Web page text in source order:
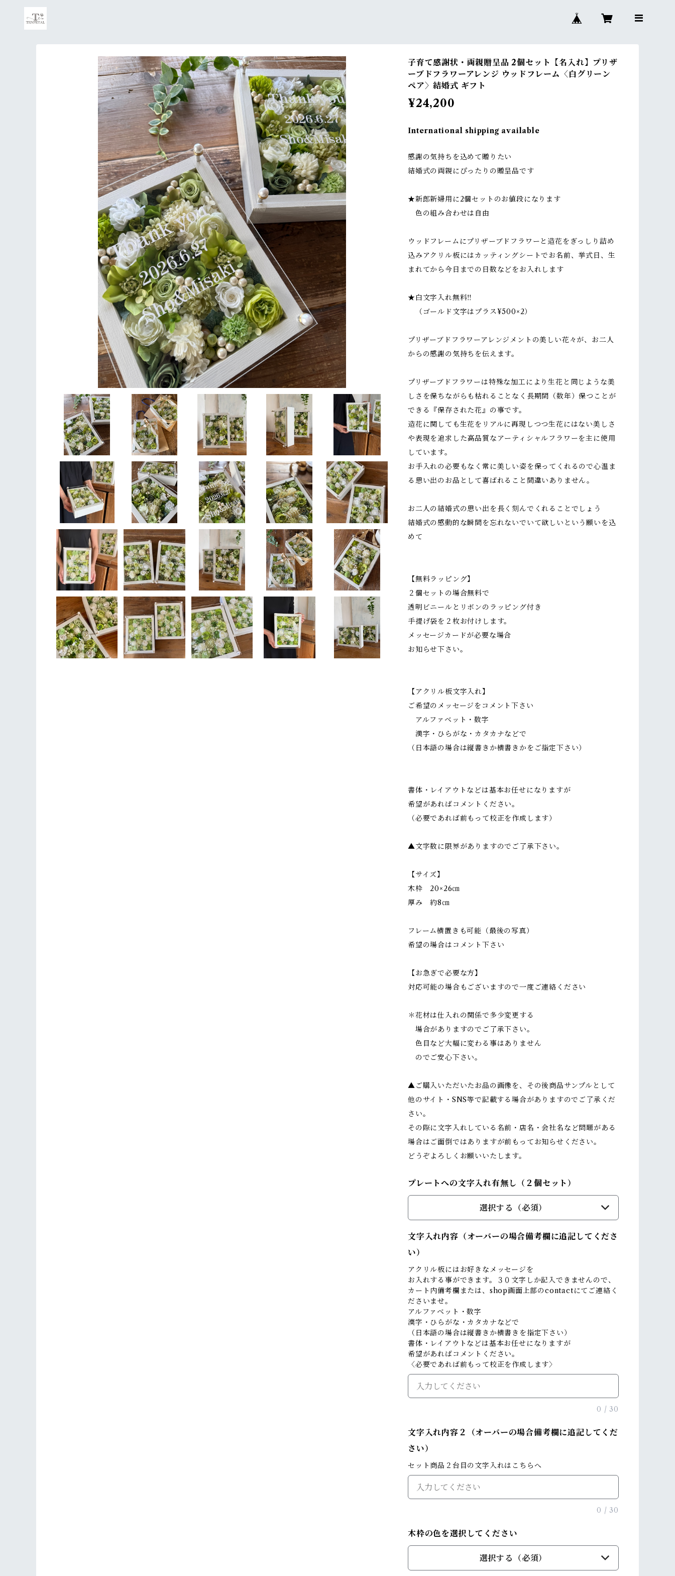
子育て感謝状・両親贈呈品 2個セット【名入れ】プリザ
ーブドフラワーアレンジ ウッドフレーム〈白グリーン
ペア〉結婚式 ギフト
¥24,200
International shipping available
感謝の気持ちを込めて贈りたい
結婚式の両親にぴったりの贈呈品です
★新郎新婦用に2個セットのお値段になります
色の組み合わせは自由
ウッドフレームにプリザーブドフラワーと造花をぎっしり詰め
込みアクリル板にはカッティングシートでお名前、挙式日、生
まれてから今日までの日数などをお入れします
★白文字入れ無料‼︎
（ゴールド文字はプラス¥500×2）
プリザーブドフラワーアレンジメントの美しい花々が、お二人
からの感謝の気持ちを伝えます。
プリザーブドフラワーは特殊な加工により生花と同じような美
しさを保ちながらも枯れることなく長期間（数年）保つことが
できる『保存された花』の事です。
造花に関しても生花をリアルに再現しつつ生花にはない美しさ
や表現を追求した高品質なアーティシャルフラワーを主に使用
しています。
お手入れの必要もなく常に美しい姿を保ってくれるので心温ま
る思い出のお品として喜ばれること間違いありません。
お二人の結婚式の思い出を長く刻んでくれることでしょう
結婚式の感動的な瞬間を忘れないでいて欲しいという願いを込
めて
【無料ラッピング】
２個セットの場合無料で
透明ビニールとリボンのラッピング付き
手提げ袋を２枚お付けします。
メッセージカードが必要な場合
お知らせ下さい。
【アクリル板文字入れ】
ご希望のメッセージをコメント下さい
アルファベット・数字
漢字・ひらがな・カタカナなどで
（日本語の場合は縦書きか横書きかをご指定下さい）
書体・レイアウトなどは基本お任せになりますが
希望があればコメントください。
（必要であれば前もって校正を作成します）
▲文字数に限界がありますのでご了承下さい。
【サイズ】
木枠 20×26㎝
厚み 約8㎝
フレーム横置きも可能（最後の写真）
希望の場合はコメント下さい
【お急ぎで必要な方】
対応可能の場合もございますので一度ご連絡ください
＊花材は仕入れの関係で多少変更する
場合がありますのでご了承下さい。
色目など大幅に変わる事はありません
のでご安心下さい。
▲ご購入いただいたお品の画像を、その後商品サンプルとして
他のサイト・SNS等で記載する場合がありますのでご了承くだ
さい。
その際に文字入れしている名前・店名・会社名など問題がある
場合はご面倒ではありますが前もってお知らせください。
どうぞよろしくお願いいたします。
プレートへの文字入れ有無し（２個セット）
選択する（必須）
文字入れ内容（オーバーの場合備考欄に追記してくださ
い）
アクリル板にはお好きなメッセージを
お入れする事ができます。３０文字しか記入できませんので、
カート内備考欄または、shop画面上部のcontactにてご連絡く
ださいませ。
アルファベット・数字
漢字・ひらがな・カタカナなどで
（日本語の場合は縦書きか横書きを指定下さい）
書体・レイアウトなどは基本お任せになりますが
希望があればコメントください。
〈必要であれば前もって校正を作成します〉
0 / 30
文字入れ内容２（オーバーの場合備考欄に追記してくだ
さい）
セット商品２台目の文字入れはこちらへ
0 / 30
木枠の色を選択してください
選択する（必須）